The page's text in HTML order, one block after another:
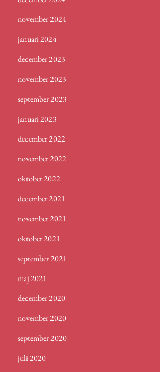
november 2024
januari 2024
december 2023
november 2023
september 2023
januari 2023
december 2022
november 2022
oktober 2022
december 2021
november 2021
oktober 2021
september 2021
maj 2021
december 2020
november 2020
september 2020
juli 2020